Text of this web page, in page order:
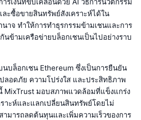
ะซื้อขายสินทรัพย์สังเคราะห์ได้ใน
าจ ทำให้การทำธุรกรรมข้ามเชนและการ
ข้ามเครือข่ายบล็อกเชนเป็นไปอย่างราบ
บล็อกเชน Ethereum ซึ่งเป็นการยืนยัน
ลอดภัย ความโปร่งใส และประสิทธิภาพ
MixTrust มอบสภาพแวดล้อมที่แข็งแกร่ง
าะห์และแลกเปลี่ยนสินทรัพย์โดยไม่
ามารถลดต้นทุนและเพิ่มความเร็วของการ